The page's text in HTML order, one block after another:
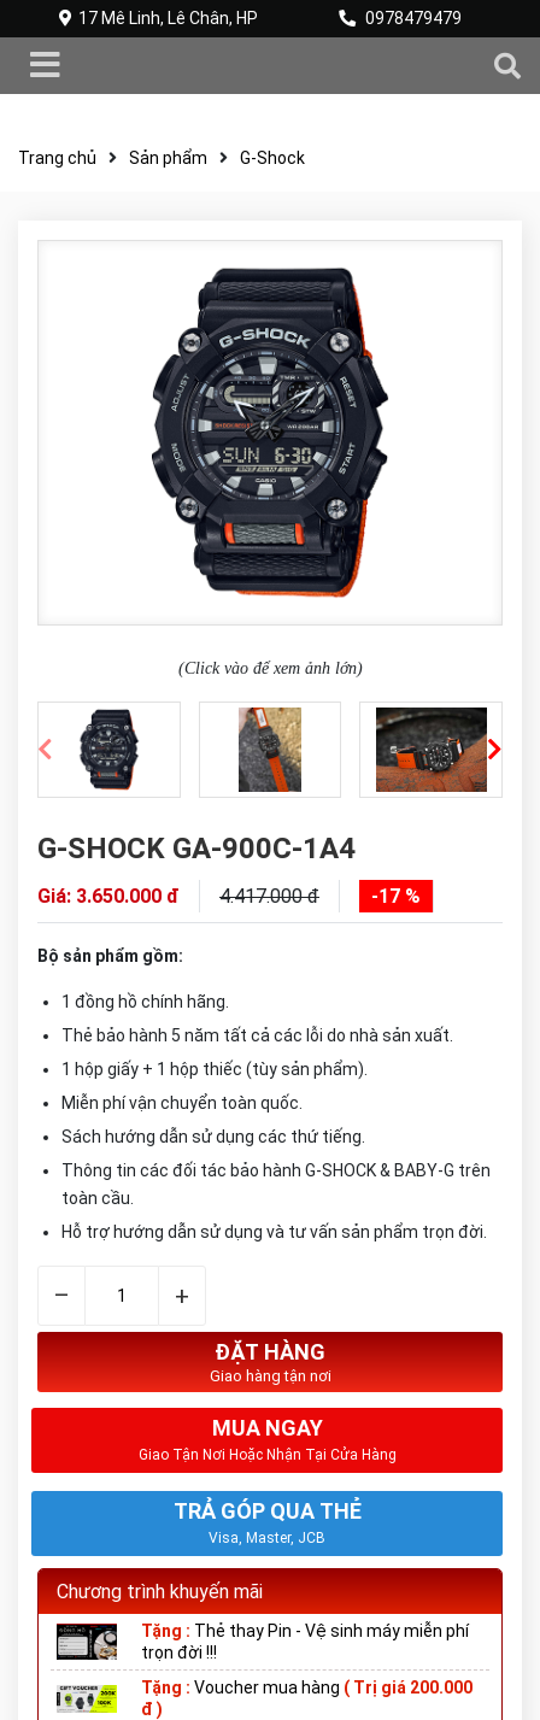
17 Mê Linh, Lê Chân, HP 0978479479
Trang chủ Sản phẩm G-Shock
(Click vào để xem ảnh lớn)
G-SHOCK GA-900C-1A4
Giá: 3.650.000 đ 4.417.000 đ -17 %
Bộ sản phẩm gồm:
1 đồng hồ chính hãng.
Thẻ bảo hành 5 năm tất cả các lỗi do nhà sản xuất.
1 hộp giấy + 1 hộp thiếc (tùy sản phẩm).
Miễn phí vận chuyển toàn quốc.
Sách hướng dẫn sử dụng các thứ tiếng.
Thông tin các đối tác bảo hành G-SHOCK & BABY-G trên
toàn cầu.
Hỗ trợ hướng dẫn sử dụng và tư vấn sản phẩm trọn đời.
– +
ĐẶT HÀNG
Giao hàng tận nơi
MUA NGAY
Giao Tận Nơi Hoặc Nhận Tại Cửa Hàng
TRẢ GÓP QUA THẺ
Visa, Master, JCB
Chương trình khuyến mãi
Tặng : Thẻ thay Pin - Vệ sinh máy miễn phí
trọn đời !!!
Tặng : Voucher mua hàng ( Trị giá 200.000
đ )